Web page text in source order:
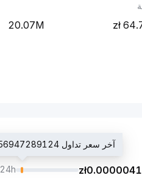
20.07M
zł
آخر سعر تداول zł0.000004135556947289124
24h مرتفع